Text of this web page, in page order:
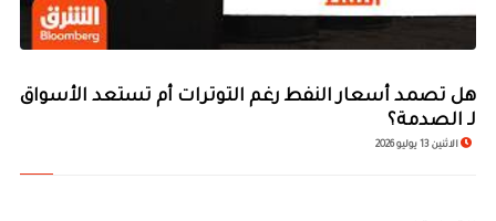
هل تصمد أسعار النفط رغم التوترات أم تستعد الأسواق
لـ الصدمة؟
الاثنين 13 يوليو 2026